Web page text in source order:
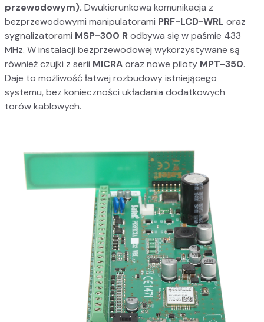
przewodowym). Dwukierunkowa komunikacja z
bezprzewodowymi manipulatorami PRF-LCD-WRL oraz
sygnalizatorami MSP-300 Rodbywa się w paśmie 433
MHz. W instalacji bezprzewodowej wykorzystywane są
również czujki z serii MICRAoraz nowe piloty MPT-350.
Daje to możliwość łatwej rozbudowy istniejącego
systemu, bez konieczności układania dodatkowych
torów kablowych.